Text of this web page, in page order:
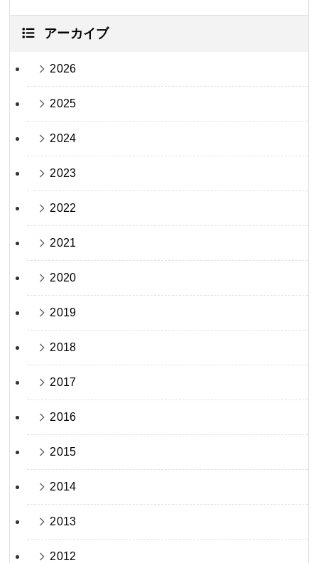
アーカイブ
2026
2025
2024
2023
2022
2021
2020
2019
2018
2017
2016
2015
2014
2013
2012